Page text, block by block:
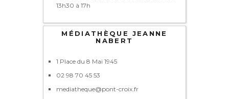
13h30 à 17h
MÉDIATHÈQUE JEANNE
NABERT
1 Place du 8 Mai 1945
02 98 70 45 53
mediatheque@pont-croix.fr